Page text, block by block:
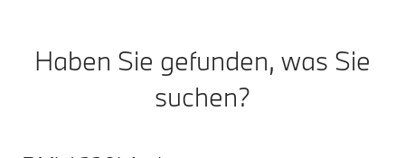
Haben Sie gefunden, was Sie
suchen?